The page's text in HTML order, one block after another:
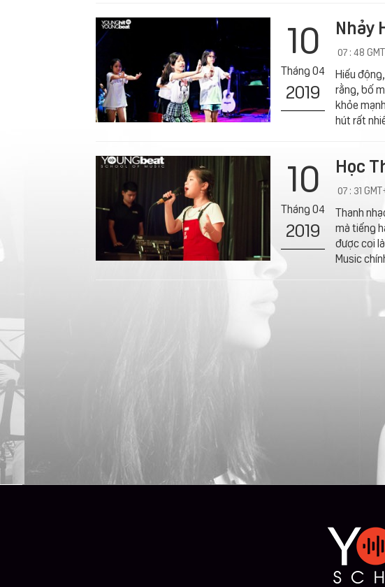
10
Tháng 04
2019
Nhảy
07 : 48
Hiếu
rằng, bố
khỏe
hút rất
10
Tháng 04
2019
Học
07 : 31
Thanh
mà tiếng
được coi
Music